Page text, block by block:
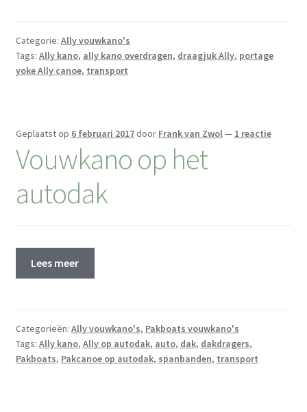
Categorie: Ally vouwkano's
Tags: Ally kano, ally kano overdragen, draagjuk Ally, portage
yoke Ally canoe, transport
Geplaatst op 6 februari 2017 door Frank van Zwol— 1 reactie
Vouwkano op het
autodak
Lees meer
Categorieën: Ally vouwkano's, Pakboats vouwkano's
Tags: Ally kano, Ally op autodak, auto, dak, dakdragers,
Pakboats, Pakcanoe op autodak, spanbanden, transport